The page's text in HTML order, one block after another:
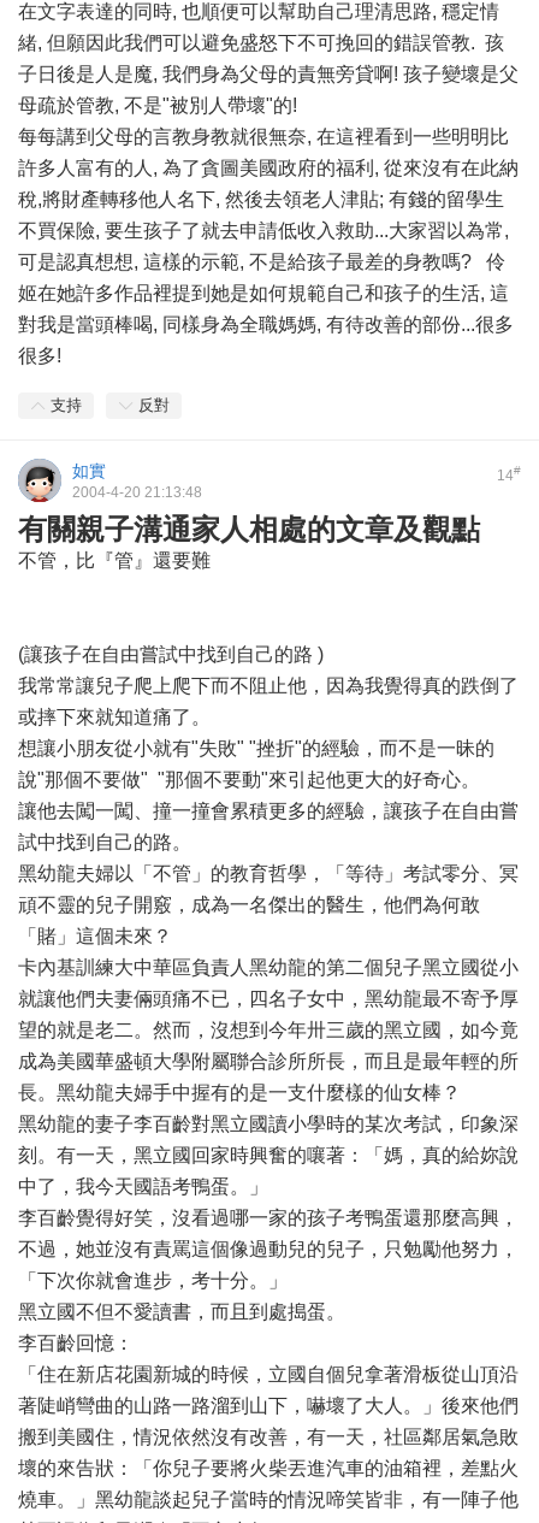
在文字表達的同時, 也順便可以幫助自己理清思路, 穩定情
緒, 但願因此我們可以避免盛怒下不可挽回的錯誤管教. 孩
子日後是人是魔, 我們身為父母的責無旁貸啊! 孩子變壞是父
母疏於管教, 不是"被別人帶壞"的!
每每講到父母的言教身教就很無奈, 在這裡看到一些明明比
許多人富有的人, 為了貪圖美國政府的福利, 從來沒有在此納
稅,將財產轉移他人名下, 然後去領老人津貼; 有錢的留學生
不買保險, 要生孩子了就去申請低收入救助...大家習以為常,
可是認真想想, 這樣的示範, 不是給孩子最差的身教嗎? 伶
姬在她許多作品裡提到她是如何規範自己和孩子的生活, 這
對我是當頭棒喝, 同樣身為全職媽媽, 有待改善的部份...很多
很多!
支持 反對
14#
如實
2004-4-20 21:13:48
有關親子溝通家人相處的文章及觀點
不管，比『管』還要難
(讓孩子在自由嘗試中找到自己的路 )
我常常讓兒子爬上爬下而不阻止他，因為我覺得真的跌倒了
或摔下來就知道痛了。
想讓小朋友從小就有"失敗" "挫折"的經驗，而不是一昧的
說"那個不要做" "那個不要動"來引起他更大的好奇心。
讓他去闖一闖、撞一撞會累積更多的經驗，讓孩子在自由嘗
試中找到自己的路。
黑幼龍夫婦以「不管」的教育哲學，「等待」考試零分、冥
頑不靈的兒子開竅，成為一名傑出的醫生，他們為何敢
「賭」這個未來？
卡內基訓練大中華區負責人黑幼龍的第二個兒子黑立國從小
就讓他們夫妻倆頭痛不已，四名子女中，黑幼龍最不寄予厚
望的就是老二。然而，沒想到今年卅三歲的黑立國，如今竟
成為美國華盛頓大學附屬聯合診所所長，而且是最年輕的所
長。黑幼龍夫婦手中握有的是一支什麼樣的仙女棒？
黑幼龍的妻子李百齡對黑立國讀小學時的某次考試，印象深
刻。有一天，黑立國回家時興奮的嚷著：「媽，真的給妳說
中了，我今天國語考鴨蛋。」
李百齡覺得好笑，沒看過哪一家的孩子考鴨蛋還那麼高興，
不過，她並沒有責罵這個像過動兒的兒子，只勉勵他努力，
「下次你就會進步，考十分。」
黑立國不但不愛讀書，而且到處搗蛋。
李百齡回憶：
「住在新店花園新城的時候，立國自個兒拿著滑板從山頂沿
著陡峭彎曲的山路一路溜到山下，嚇壞了大人。」後來他們
搬到美國住，情況依然沒有改善，有一天，社區鄰居氣急敗
壞的來告狀：「你兒子要將火柴丟進汽車的油箱裡，差點火
燒車。」黑幼龍談起兒子當時的情況啼笑皆非，有一陣子他